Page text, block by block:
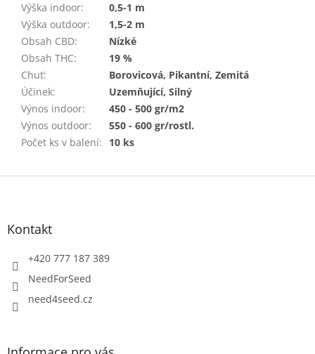
Výška indoor:
0,5-1 m
Výška outdoor:
1,5-2 m
Obsah CBD:
Nízké
Obsah THC:
19 %
Chuť:
Borovicová, Pikantní, Zemitá
Účinek:
Uzemňující, Silný
Výnos indoor:
450 - 500 gr/m2
Výnos outdoor:
550 - 600 gr/rostl.
Počet ks v balení: 10 ks
Z
Kontakt
+420 777 187 389
NeedForSeed
need4seed.cz